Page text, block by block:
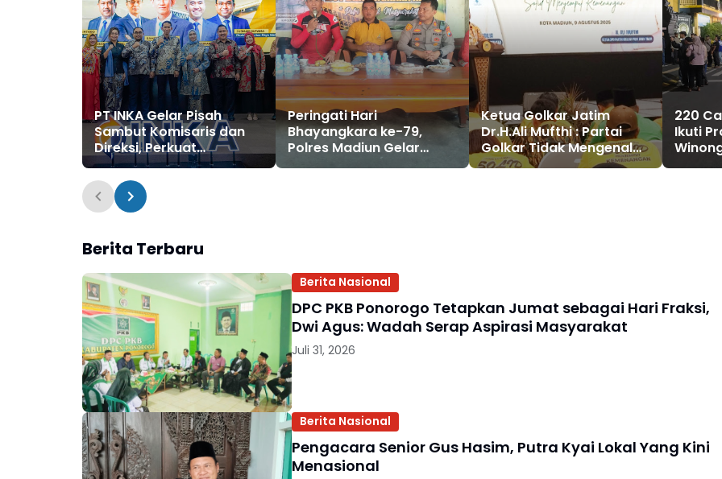
PT INKA Gelar Pisah
Sambut Komisaris dan
Direksi, Perkuat
Kesinambungan
Kepemimpinan
Perusahaan
Peringati Hari
Bhayangkara ke-79,
Polres Madiun Gelar
Baksos di Desa Terpencil
Ketua Golkar Jatim
Dr.H.Ali Mufthi : Partai
Golkar Tidak Mengenal
Oposisi, Fokus Mengabdi
220
Ikuti
Kota
Aman
Berita Terbaru
Berita Nasional
DPC PKB Ponorogo Tetapkan Jumat sebagai Hari Fraksi,
Dwi Agus: Wadah Serap Aspirasi Masyarakat
Juli 31, 2026
Berita Nasional
Pengacara Senior Gus Hasim, Putra Kyai Lokal Yang Kini
Menasional